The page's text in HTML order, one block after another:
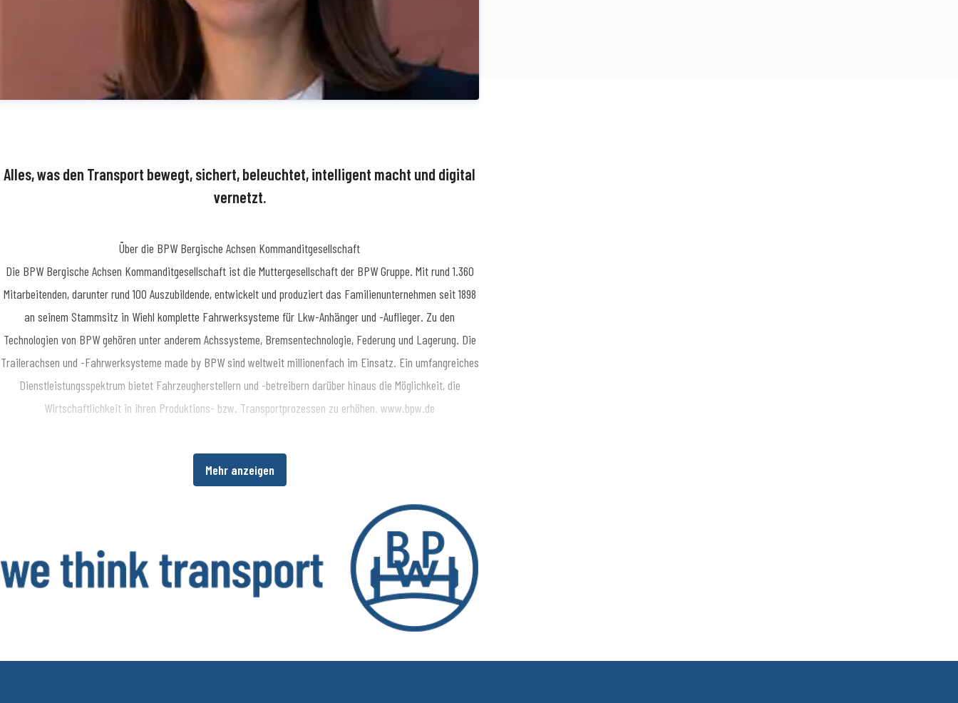
Teamkoordinatorin Medienmanagement Presse- und Öffentlichkeitsarbeit SimonN@bpw.de
+49 (0)
Alles, was den Transport bewegt, sichert, beleuchtet, intelligent macht und digital
vernetzt.
Mehr anzeigen
Über die BPW Bergische Achsen Kommanditgesellschaft
​Die BPW Bergische Achsen Kommanditgesellschaft ist die Muttergesellschaft der BPW Gruppe. Mit rund 1.360
Mitarbeitenden, darunter rund 100 Auszubildende, entwickelt und produziert das Familienunternehmen seit 1898
an seinem Stammsitz in Wiehl komplette Fahrwerksysteme für Lkw-Anhänger und -Auflieger. Zu den
Technologien von BPW gehören unter anderem Achssysteme, Bremsentechnologie, Federung und Lagerung. Die
Trailerachsen und -Fahrwerksysteme made by BPW sind weltweit millionenfach im Einsatz. Ein umfangreiches
Dienstleistungsspektrum bietet Fahrzeugherstellern und -betreibern darüber hinaus die Möglichkeit, die
Wirtschaftlichkeit in ihren Produktions- bzw. Transportprozessen zu erhöhen. www.bpw.de
Über die BPW Gruppe
​Die BPW Gruppe erforscht, entwickelt und produziert alles, was den Transport bewegt, sichert, beleuchtet,
HBN, HESTAL und idem telematics ein bevorzugter Systempartner der Nfz-Branche für Fahrwerke, Bremsen,
Beleuchtung, Verschließ- und Aufbautentechnik, Telematik sowie weitere wichtige Komponenten für Truck und
Trailer. Transportunternehmen bietet die BPW Gruppe umfassende Mobilitätsdienste. Sie reichen vom
weltweiten Servicenetz über Ersatzteilversorgung bis zur intelligenten Vernetzung von Fahrzeug, Fahrer und
Fracht. Die inhabergeführte Unternehmensgruppe beschäftigt aktuell rund 6.580 Mitarbeitende in 28 Ländern
und erzielte 2024 einen konsolidierten Umsatz von 1,562 Milliarden Euro. www.bpw.de